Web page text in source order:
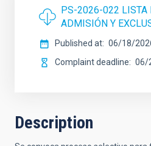
PS-2026-022 LISTA
ADMISIÓN Y
Published at
06/18/
Complaint deadline
06/
Description